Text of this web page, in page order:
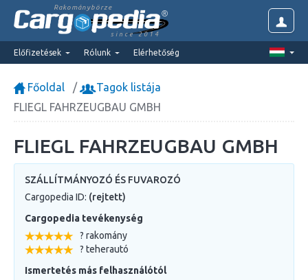
Rakománybörze
since 2014
Előfizetések Rólunk Elérhetőség
Főoldal
Tagok listája
FLIEGL FAHRZEUGBAU GMBH
FLIEGL FAHRZEUGBAU GMBH
SZÁLLÍTMÁNYOZÓ ÉS FUVAROZÓ
Cargopedia ID: (rejtett)
Cargopedia tevékenység
? rakomány
? teherautó
Ismertetés más felhasználótól